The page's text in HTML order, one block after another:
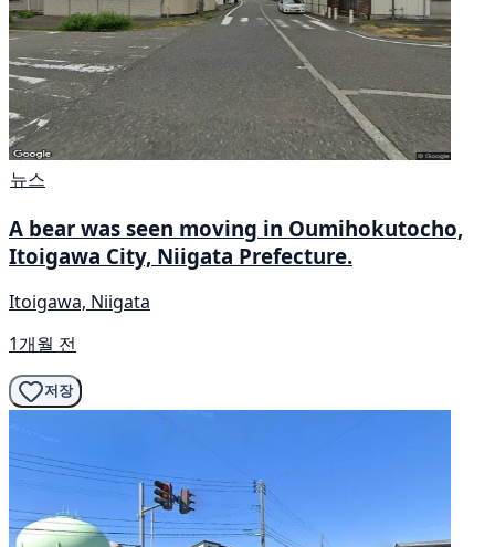
뉴스
A bear was seen moving in Oumihokutocho,
Itoigawa City, Niigata Prefecture.
Itoigawa, Niigata
1개월 전
저장